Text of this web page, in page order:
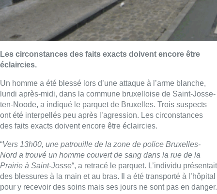
Les circonstances des faits exacts doivent encore être
éclaircies.
Un homme a été blessé lors d’une attaque à l’arme blanche,
lundi après-midi, dans la commune bruxelloise de Saint-Josse-
ten-Noode, a indiqué le parquet de Bruxelles. Trois suspects
ont été interpellés peu après l’agression. Les circonstances
des faits exacts doivent encore être éclaircies.
“Vers 13h00, une patrouille de la zone de police Bruxelles-
Nord a trouvé un homme couvert de sang dans la rue de la
Prairie à Saint-Josse“, a retracé le parquet. L’individu présentait
des blessures à la main et au bras. Il a été transporté à l’hôpital
pour y recevoir des soins mais ses jours ne sont pas en danger.